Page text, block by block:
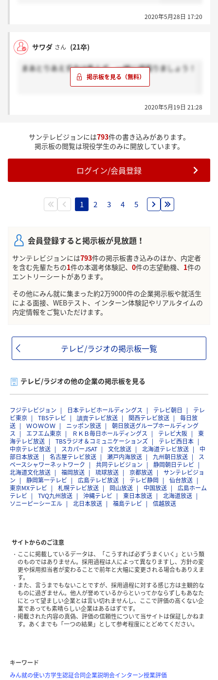
2020年5月28日 17:20
サワダ さん (21卒)
まあとりあえず今は焦らず、一緒に頑張りましょう！
2020年5月19日 21:28
サンテレビジョンには793件の書き込みがあります。
掲示板の閲覧は現役学生のみに開放しています。
ログイン/会員登録
1 2 3 4 5
会員登録すると掲示板が見放題！
サンテレビジョンには793件の掲示板書き込みのほか、内定者
を含む先輩たちの1件の本選考体験記、 0件の志望動機、 1件の
エントリーシートがあります。
その他にみん就に集まった約2万9000件の企業掲示板や就活生
による面接、WEBテスト、インターン体験記やリアルタイムの
内定情報をご覧いただけます。
テレビ/ラジオの掲示板一覧
テレビ/ラジオの他の企業の掲示板を見る
フジテレビジョン 日本テレビホールディングス テレビ朝日
テレ
ビ東京
TBSテレビ 讀賣テレビ放送 関西テレビ放送
毎日放
送
ＷＯＷＯＷ ニッポン放送
朝日放送グループホールディング
ス
エフエム東京 ＲＫＢ毎日ホールディングス テレビ大阪
東
海テレビ放送
TBSラジオ＆コミュニケーションズ
テレビ西日本
中京テレビ放送
スカパーJSAT 文化放送 北海道テレビ放送
中
部日本放送
名古屋テレビ放送 瀬戸内海放送 九州朝日放送
ス
ペースシャワーネットワーク
共同テレビジョン
静岡朝日テレビ
北海道文化放送
福岡放送 琉球放送 京都放送
サンテレビジョ
ン
静岡第一テレビ 広島テレビ放送 テレビ静岡
仙台放送
東京MXテレビ
札幌テレビ放送 岡山放送 中国放送
広島ホーム
テレビ
TVQ九州放送 沖縄テレビ 東日本放送
北海道放送
ソニーピーシーエル
北日本放送 福島テレビ 信越放送
サイトからのご注意
ここに掲載しているデータは、「こうすれば必ずうまくいく」という類
のものではありません。採用過程は人によって異なりますし、方針の変
更や採用担当者が変わることで前年と大幅に変更される場合もありえま
す。
また、言うまでもないことですが、採用過程に対する感じ方は主観的な
ものに過ぎません。他人が誉めているからといってかならずしもあなた
にとって望ましい企業とは言い切れませんし、ここで評価の高くない企
業であっても素晴らしい企業はあるはずです。
掲載された内容の真偽、評価の信頼性について当サイトは保証しかねま
す。あくまでも「一つの結果」として参考程度にとどめてください。
キーワード
みん就の使い方学生認証合同企業説明会インターン授業評価